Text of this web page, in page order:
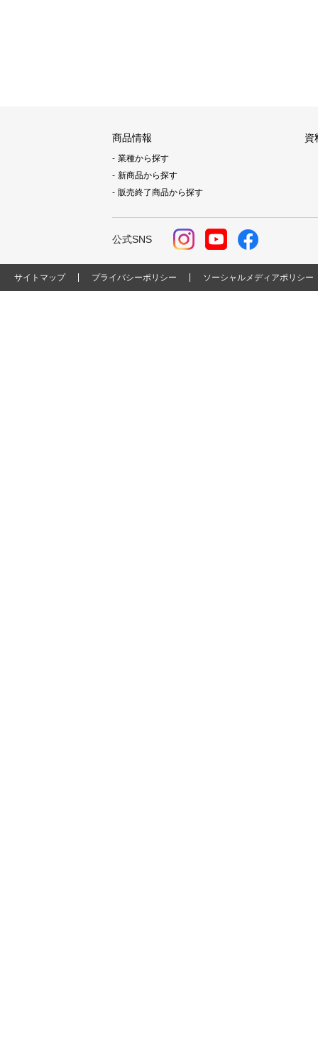
商品情報
業種から探す
新商品から探す
販売終了商品から探す
資
公式SNS
サイトマップ プライバシーポリシー ソーシャルメディアポリシー